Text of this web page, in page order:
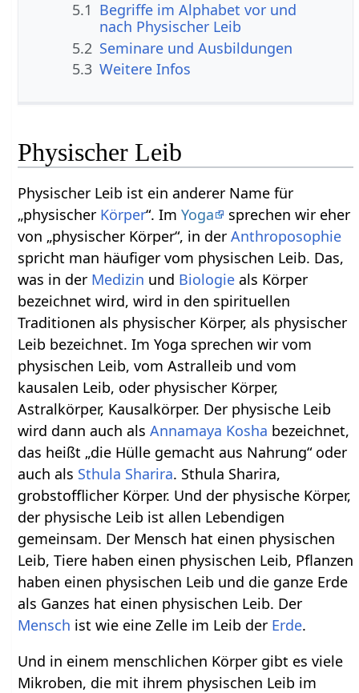
5.1 Begriffe im Alphabet vor und
nach Physischer Leib
5.2 Seminare und Ausbildungen
5.3 Weitere Infos
Physischer Leib
Physischer Leib ist ein anderer Name für
„physischer Körper“. ImYoga
sprechen wir eher
von „physischer Körper“, in derAnthroposophie
spricht man häufiger vom physischen Leib. Das,
was in der Medizin und Biologie als Körper
bezeichnet wird, wird in den spirituellen
Traditionen als physischer Körper, als physischer
Leib bezeichnet. Im Yoga sprechen wir vom
physischen Leib, vom Astralleib und vom
kausalen Leib, oder physischer Körper,
Astralkörper, Kausalkörper. Der physische Leib
wird dann auch alsAnnamaya Kosha bezeichnet,
das heißt „die Hülle gemacht aus Nahrung“ oder
auch als Sthula Sharira. Sthula Sharira,
grobstofflicher Körper. Und der physische Körper,
der physische Leib ist allen Lebendigen
gemeinsam. Der Mensch hat einen physischen
Leib, Tiere haben einen physischen Leib, Pflanzen
haben einen physischen Leib und die ganze Erde
als Ganzes hat einen physischen Leib. Der
Mensch ist wie eine Zelle im Leib der Erde.
Und in einem menschlichen Körper gibt es viele
Mikroben, die mit ihrem physischen Leib im